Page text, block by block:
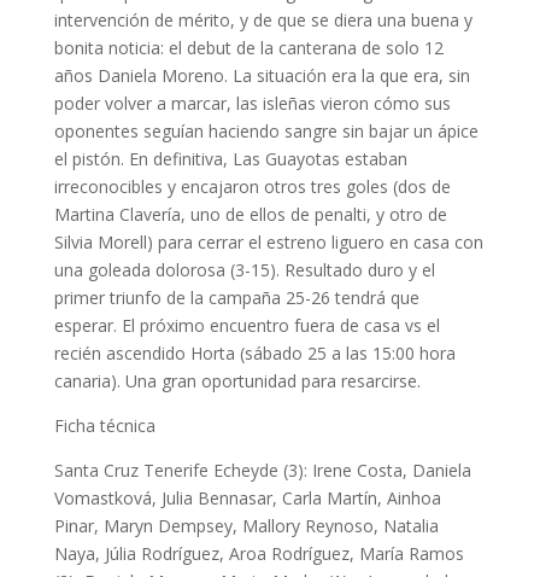
intervención de mérito, y de que se diera una buena y
bonita noticia: el debut de la canterana de solo 12
años Daniela Moreno. La situación era la que era, sin
poder volver a marcar, las isleñas vieron cómo sus
oponentes seguían haciendo sangre sin bajar un ápice
el pistón. En definitiva, Las Guayotas estaban
irreconocibles y encajaron otros tres goles (dos de
Martina Clavería, uno de ellos de penalti, y otro de
Silvia Morell) para cerrar el estreno liguero en casa con
una goleada dolorosa (3-15). Resultado duro y el
primer triunfo de la campaña 25-26 tendrá que
esperar. El próximo encuentro fuera de casa vs el
recién ascendido Horta (sábado 25 a las 15:00 hora
canaria). Una gran oportunidad para resarcirse.
Ficha técnica
Santa Cruz Tenerife Echeyde (3): Irene Costa, Daniela
Vomastková, Julia Bennasar, Carla Martín, Ainhoa
Pinar, Maryn Dempsey, Mallory Reynoso, Natalia
Naya, Júlia Rodríguez, Aroa Rodríguez, María Ramos